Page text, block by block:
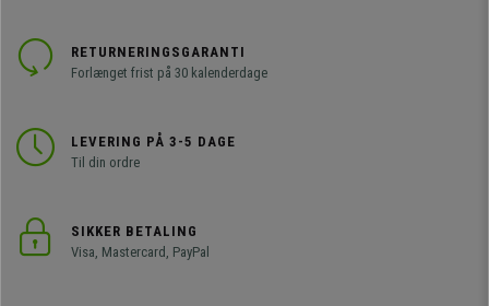
RETURNERINGSGARANTI
Forlænget frist på 30 kalenderdage
LEVERING PÅ 3-5 DAGE
Til din ordre
SIKKER BETALING
Visa, Mastercard, PayPal